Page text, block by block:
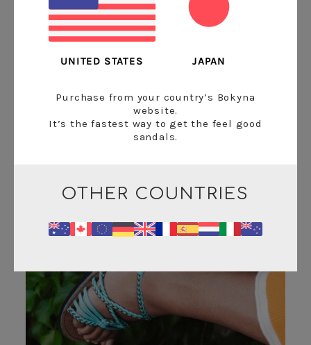
界の10か国を拠点に毎日100万本もの植林を行っ
ています。また地域コミュニティと様々なリソー
スをつなぐ草の根的な活動にも精力的に取り組ん
でいます。経済的なインセンティブを活用してモ
域での森林再生に成功しています。
植林プロジェクトをサポート
UNITED STATES JAPAN
Purchase from your country’s Bokyna
website.
It’s the fastest way to get the feel good
sandals.
OTHER COUNTRIES